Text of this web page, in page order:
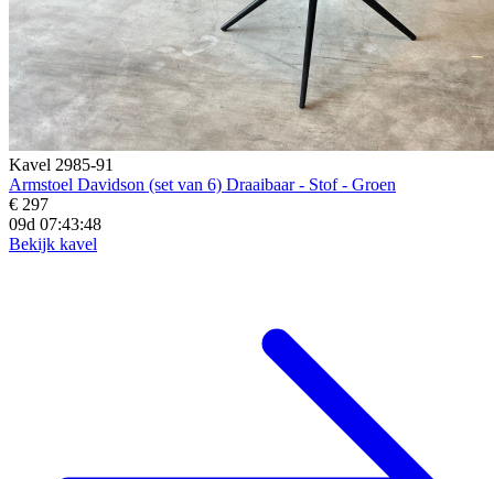
Kavel 2985-91
Armstoel Davidson (set van 6) Draaibaar - Stof - Groen
€ 297
09d 07:43:46
Bekijk kavel